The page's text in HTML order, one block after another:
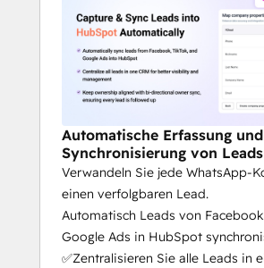
YCloud bietet eine
Grundlage für
WhatsApp aufbauen
Als offizieller WhatsApp-
vertrauenswürdige
Plattformexpertise und
Kunden entscheiden sich
wegen der Stabilität,
dem Fokus auf
Geschäftswachstum
Automatische Erfassung und
Synchronisierung von
Verwandeln Sie jede WhatsApp-
einen verfolgbaren Lead.
Automatisch Leads von
Google Ads in HubSpot
✅Zentralisieren Sie alle Leads in